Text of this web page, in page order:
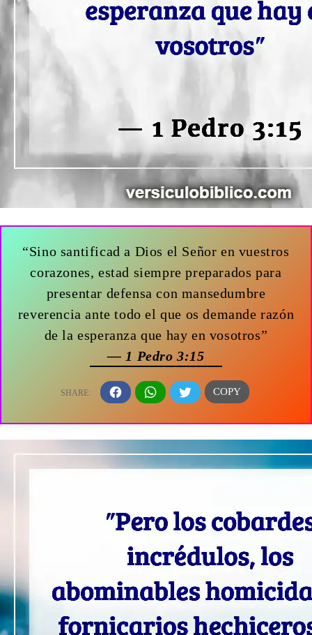
“Sino santificad a Dios el Señor en vuestros
corazones, estad siempre preparados para
presentar defensa con mansedumbre
reverencia ante todo el que os demande razón
de la esperanza que hay en vosotros”
— 1 Pedro 3:15